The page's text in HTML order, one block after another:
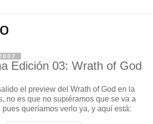
Edición 03: Wrath of God
el preview del Wrath of God en la
no es que no supiéramos que se va a
pues queríamos verlo ya, y aquí está: